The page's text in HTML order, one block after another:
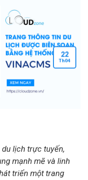
22
Th04
lịch trực tuyến,
mạnh mẽ và linh
triển một trang